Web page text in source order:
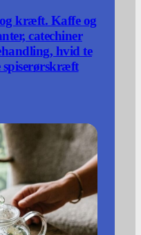
kræft. Kaffe og
catechiner
hvid te